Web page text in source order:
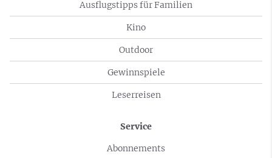
Ausflugstipps für Familien
Kino
Outdoor
Gewinnspiele
Leserreisen
Service
Abonnements